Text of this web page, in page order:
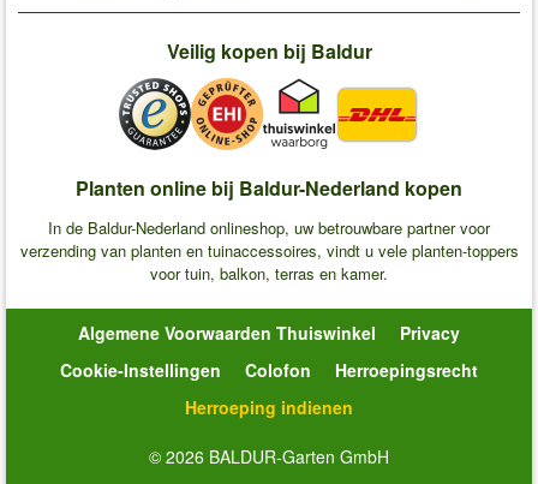
Veilig kopen bij Baldur
Planten online bij Baldur-Nederland kopen
In de Baldur-Nederland onlineshop, uw betrouwbare partner voor
verzending van planten en tuinaccessoires, vindt u vele planten-toppers
voor tuin, balkon, terras en kamer.
Algemene Voorwaarden Thuiswinkel
Privacy
Cookie-Instellingen
Colofon
Herroepingsrecht
Herroeping indienen
© 2026 BALDUR-Garten GmbH